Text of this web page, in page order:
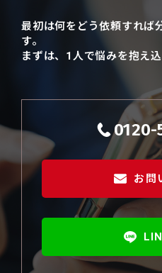
最初は何をどう依頼すれば
す。
まずは、1人で悩みを抱え
0120-
お問